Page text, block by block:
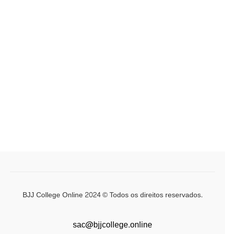
sac@bjjcollege.online
BJJ College Online 2024 © Todos os direitos reservados.